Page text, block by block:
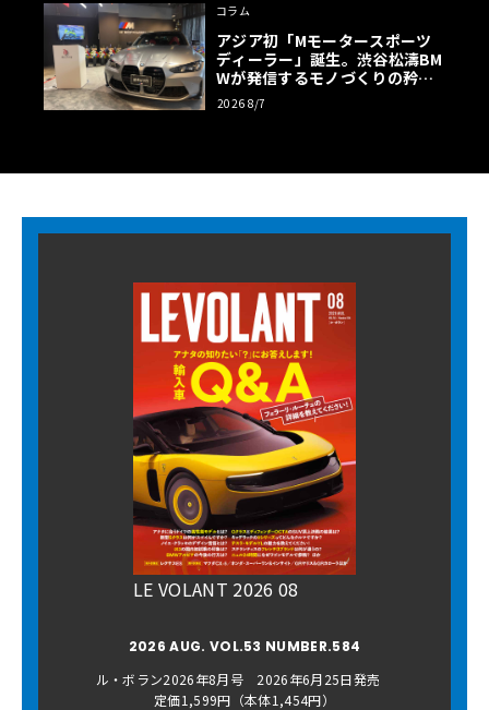
コラム
アジア初「Mモータースポーツ
ディーラー」誕生。渋谷松濤BM
Wが発信するモノづくりの矜持
【木下隆之コラム】
2026 8/7
LE VOLANT 2026 08
2026 AUG. VOL.53 NUMBER.584
ル・ボラン2026年8月号 2026年6月25日発売
定価1,599円（本体1,454円）